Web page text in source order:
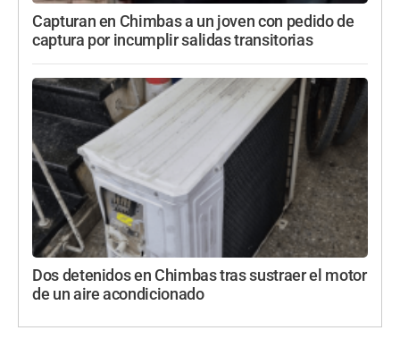
Capturan en Chimbas a un joven con pedido de
captura por incumplir salidas transitorias
Dos detenidos en Chimbas tras sustraer el motor
de un aire acondicionado